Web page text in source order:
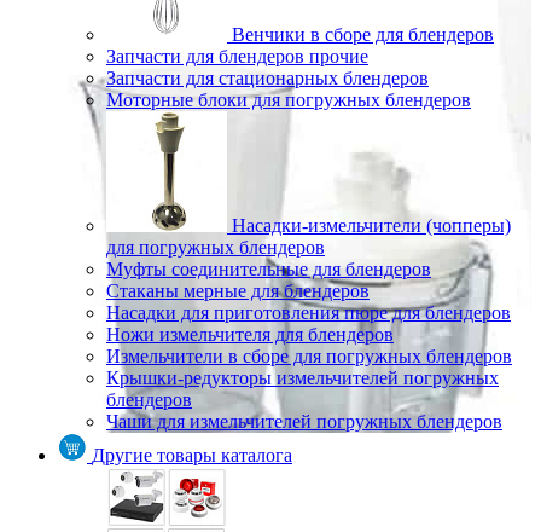
Венчики в сборе для блендеров
Запчасти для блендеров прочие
Запчасти для стационарных блендеров
Моторные блоки для погружных блендеров
Насадки-измельчители (чопперы)
для погружных блендеров
Муфты соединительные для блендеров
Стаканы мерные для блендеров
Насадки для приготовления пюре для блендеров
Ножи измельчителя для блендеров
Измельчители в сборе для погружных блендеров
Крышки-редукторы измельчителей погружных
блендеров
Чаши для измельчителей погружных блендеров
Другие товары каталога